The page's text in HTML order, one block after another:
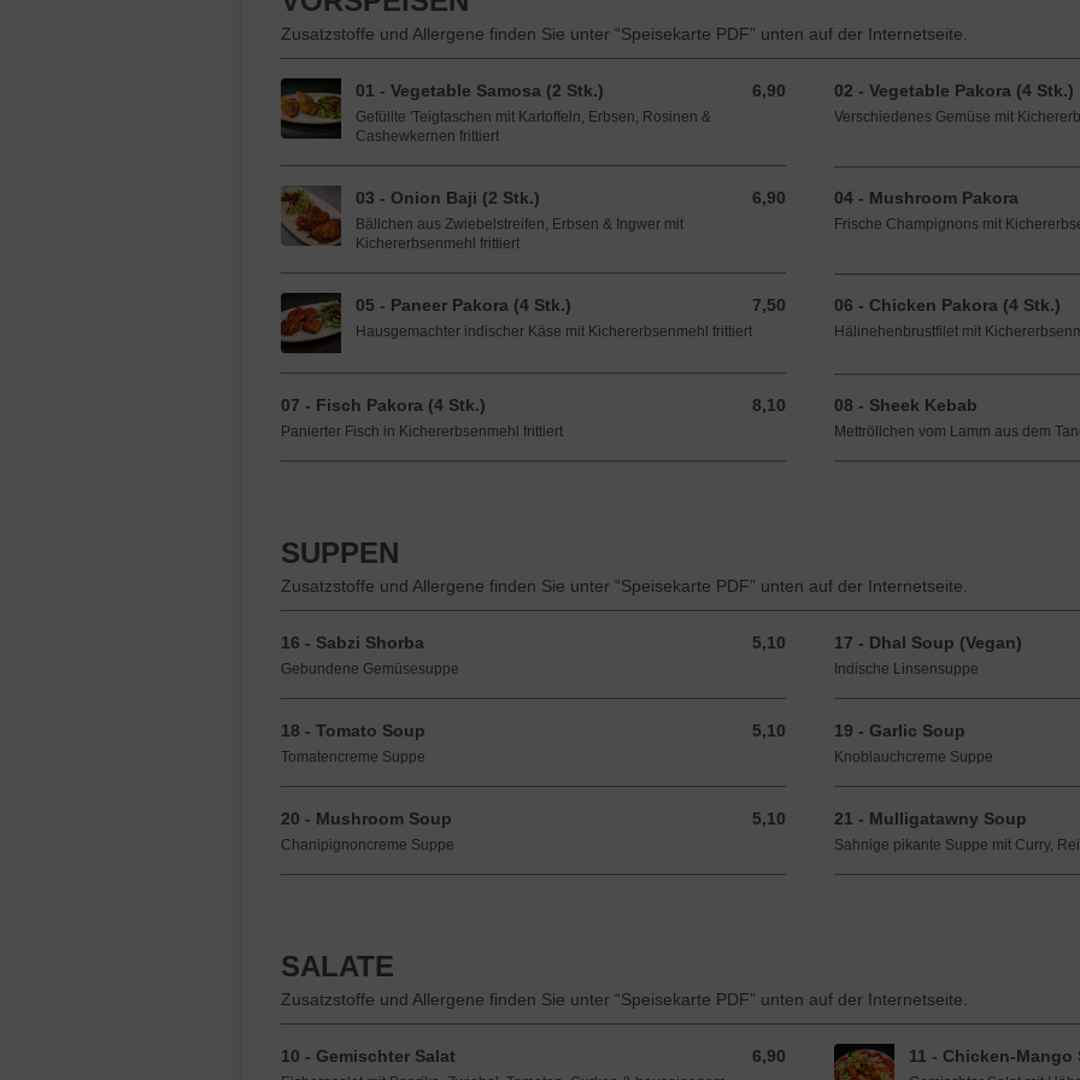
Zusatzstoffe und Allergene finden Sie unter “Speisekarte PDF” unten auf der Internetseite.
01 - Vegetable Samosa (2 Stk.) 6,90
6,90 EUR
Gefüllte 'Teigtaschen mit Kartoffeln, Erbsen, Rosinen &
Cashewkernen frittiert
02 - Vegetable Pakora (4 Stk.)
Verschiedenes Gemüse mit
03 - Onion Baji (2 Stk.) 6,90
6,90 EUR
Bällchen aus Zwiebelstreifen, Erbsen & Ingwer mit
Kichererbsenmehl frittiert
04 - Mushroom Pakora
Frische Champignons mit
05 - Paneer Pakora (4 Stk.) 7,50
7,50 EUR
Hausgemachter indischer Käse mit Kichererbsenmehl frittiert
06 - Chicken Pakora (4 Stk.)
Hälinehenbrustfilet mit
07 - Fisch Pakora (4 Stk.) 8,10
8,10 EUR
Panierter Fisch in Kichererbsenmehl frittiert
08 - Sheek Kebab
Mettröllchen vom Lamm aus dem
SUPPEN
Zusatzstoffe und Allergene finden Sie unter “Speisekarte PDF” unten auf der Internetseite.
16 - Sabzi Shorba 5,10
5,10 EUR
Gebundene Gemüsesuppe
17 - Dhal Soup (Vegan)
Indische Linsensuppe
18 - Tomato Soup 5,10
5,10 EUR
Tomatencreme Suppe
19 - Garlic Soup
Knoblauchcreme Suppe
20 - Mushroom Soup 5,10
5,10 EUR
Chanipignoncreme Suppe
21 - Mulligatawny Soup
Sahnige pikante Suppe mit Curry,
SALATE
Zusatzstoffe und Allergene finden Sie unter “Speisekarte PDF” unten auf der Internetseite.
10 - Gemischter Salat 6,90
6,90 EUR
11 - Chicken-Mango